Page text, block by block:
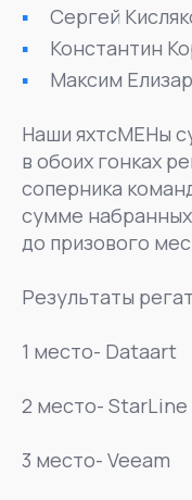
Сергей
Константин
Максим
Наши яхтсМЕНы
в обоих гонках
соперника
сумме
до призового
Результаты
1 место- Dataart
2 место- StarLine
3 место- Veeam